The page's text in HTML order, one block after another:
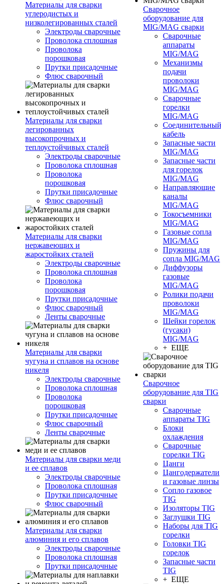
Материалы для сварки
углеродистых и
низколегированных сталей
Электроды сварочные
Проволока сплошная
Проволока
порошковая
Прутки присадочные
Флюс сварочный
Материалы для сварки
легированных
высокопрочных и
теплоустойчивых сталей
Электроды сварочные
Проволока сплошная
Проволока
порошковая
Прутки присадочные
Флюс сварочный
Материалы для сварки
нержавеющих и
жаростойких сталей
Электроды сварочные
Проволока сплошная
Проволока
порошковая
Прутки присадочные
Флюс сварочный
Ленты сварочные
Материалы для сварки
чугуна и сплавов на основе
никеля
Электроды сварочные
Проволока сплошная
Проволока
порошковая
Прутки присадочные
Флюс сварочный
Ленты сварочные
Материалы для сварки меди
и ее сплавов
Электроды сварочные
Проволока сплошная
Прутки присадочные
Флюс сварочный
Материалы для сварки
алюминия и его сплавов
Электроды сварочные
Проволока сплошная
Прутки присадочные
Сварочное
оборудование для
MIG/MAG сварки
Сварочные
аппараты
MIG/MAG
Механизмы
подачи
проволоки
MIG/MAG
Сварочные
горелки
MIG/MAG
Соединительный
кабель
Запасные части
MIG/MAG
Запасные части
для горелок
MIG/MAG
Направляющие
каналы
MIG/MAG
Токосъемники
MIG/MAG
Газовые сопла
MIG/MAG
Пружины для
сопла MIG/MAG
Диффузоры
газовые
MIG/MAG
Ролики подачи
проволоки
MIG/MAG
Шейки горелок
(гусаки)
MIG/MAG
+ ЕЩЕ
Сварочное
оборудование для TIG
сварки
Сварочные
аппараты TIG
Блоки
охлаждения
Сварочные
горелки TIG
Цанги
Цангодержатели
и газовые линзы
Сопло газовое
TIG
Изоляторы TIG
Заглушки TIG
Наборы для TIG
горелки
Головки TIG
горелок
Запасные части
TIG
+ ЕЩЕ